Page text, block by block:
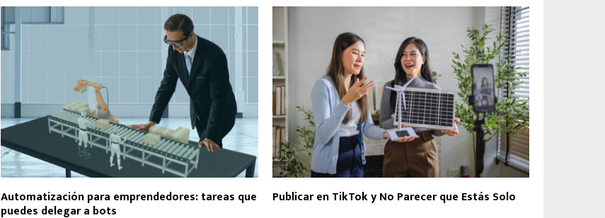
Automatización para emprendedores: tareas que
puedes delegar a bots
Publicar en TikTok y No Parecer que Estás Solo